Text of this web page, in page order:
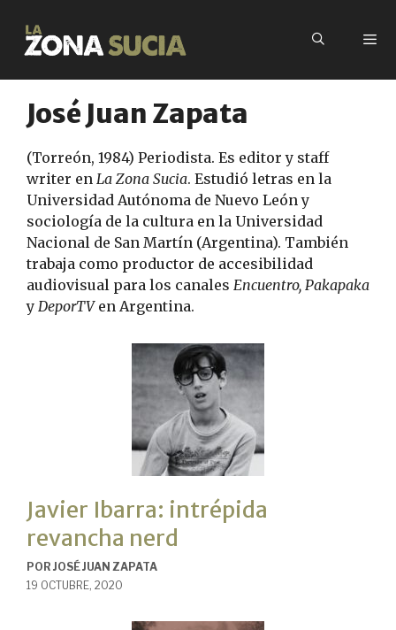
contenido
José Juan Zapata
(Torreón, 1984) Periodista. Es editor y staff
writer en La Zona Sucia. Estudió letras en la
Universidad Autónoma de Nuevo León y
sociología de la cultura en la Universidad
Nacional de San Martín (Argentina). También
trabaja como productor de accesibilidad
audiovisual para los canales Encuentro, Pakapaka
y DeporTVen Argentina.
Javier Ibarra: intrépida
revancha nerd
POR JOSÉ JUAN ZAPATA
19 OCTUBRE, 2020